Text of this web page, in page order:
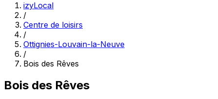
izyLocal
/
Centre de loisirs
/
Ottignies-Louvain-la-Neuve
/
Bois des Rêves
Bois des Rêves